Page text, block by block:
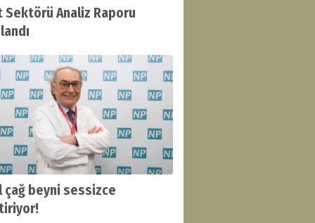
Sektörü Analiz Raporu
beyni sessizce